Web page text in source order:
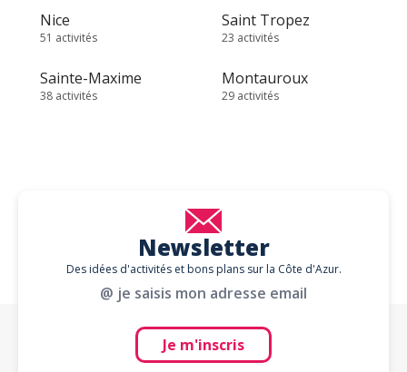
Nice
51 activités
Saint Tropez
23 activités
Sainte-Maxime
38 activités
Montauroux
29 activités
Newsletter
Des idées d'activités et bons plans sur la Côte d'Azur.
@ je saisis mon adresse email
Je m'inscris